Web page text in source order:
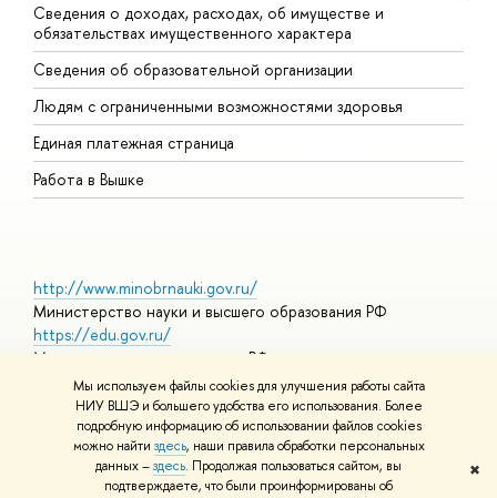
Мы используем файлы cookies для улучшения работы сайта
НИУ ВШЭ и большего удобства его использования. Более
подробную информацию об использовании файлов cookies
можно найти здесь, наши правила обработки персональных
данных –здесь. Продолжая пользоваться сайтом, вы
подтверждаете, что были проинформированы об
✖
Сведения о доходах, расходах, об имуществе и
обязательствах имущественного характера
Сведения об образовательной организации
Людям с ограниченными возможностями здоровья
Единая платежная страница
Работа в Вышке
http://www.minobrnauki.gov.ru/
Министерство науки и высшего образования РФ
https://edu.gov.ru/
Министерство просвещения РФ
https://elearning.hse.ru/mooc
Массовые открытые онлайн-курсы
© НИУ ВШЭ 1993–2026 Адреса и контактыУсловия
использования материалов Политика конфиденциальности